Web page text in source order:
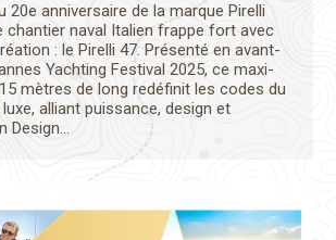
20e anniversaire de la marque Pirelli
chantier naval Italien frappe fort avec
: le Pirelli 47. Présenté en avant-
Yachting Festival 2025, ce maxi-
mètres de long redéfinit les codes du
alliant puissance, design et
Design…